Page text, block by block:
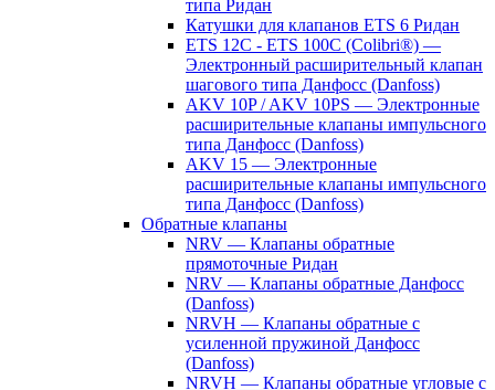
типа Ридан
Катушки для клапанов ETS 6 Ридан
ETS 12C - ETS 100C (Colibri®) —
Электронный расширительный клапан
шагового типа Данфосс (Danfoss)
AKV 10P / AKV 10PS — Электронные
расширительные клапаны импульсного
типа Данфосс (Danfoss)
AKV 15 — Электронные
расширительные клапаны импульсного
типа Данфосс (Danfoss)
Обратные клапаны
NRV — Клапаны обратные
прямоточные Ридан
NRV — Клапаны обратные Данфосс
(Danfoss)
NRVH — Клапаны обратные с
усиленной пружиной Данфосс
(Danfoss)
NRVH — Клапаны обратные угловые с